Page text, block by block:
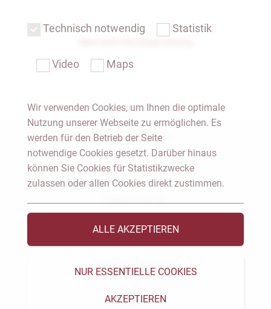
Notar Dresden
Fachgebiete
Das Notariat
Vorträge & Veröffentlichungen
Videos & Podcast
Aktuelles
Technisch notwendig Statistik
Video Maps
Wir verwenden Cookies, um Ihnen die optimale
Nutzung unserer Webseite zu ermöglichen. Es
werden für den Betrieb der Seite
notwendige Cookies gesetzt. Darüber hinaus
können Sie Cookies für Statistikzwecke
zulassen oder allen Cookies direkt zustimmen.
ALLE AKZEPTIEREN
NUR ESSENTIELLE COOKIES
AKZEPTIEREN